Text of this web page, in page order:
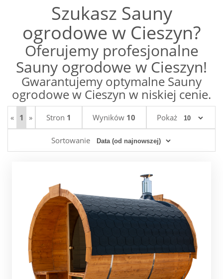
Szukasz Sauny
ogrodowe w Cieszyn?
Oferujemy profesjonalne
Sauny ogrodowe w Cieszyn!
Gwarantujemy optymalne Sauny
ogrodowe w Cieszyn w niskiej cenie.
« 1 » Stron 1 Wyników 10 Pokaż
Sortowanie